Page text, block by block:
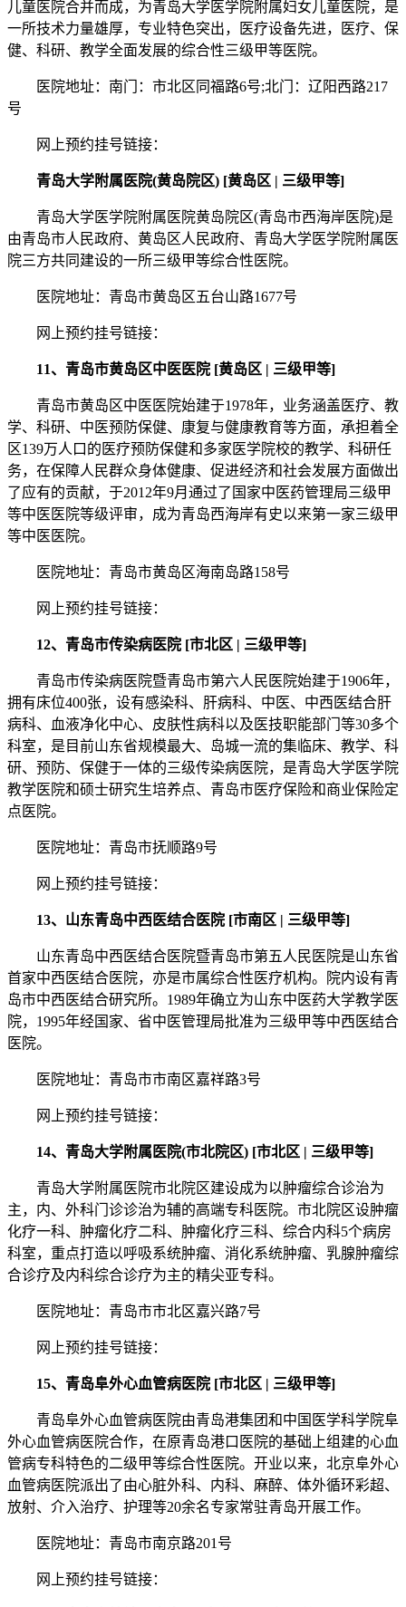
儿童医院合并而成，为青岛大学医学院附属妇女儿童医院，是
一所技术力量雄厚，专业特色突出，医疗设备先进，医疗、保
健、科研、教学全面发展的综合性三级甲等医院。
医院地址：南门：市北区同福路6号;北门：辽阳西路217
号
网上预约挂号链接：
青岛大学附属医院(黄岛院区) [黄岛区 | 三级甲等]
青岛大学医学院附属医院黄岛院区(青岛市西海岸医院)是
由青岛市人民政府、黄岛区人民政府、青岛大学医学院附属医
院三方共同建设的一所三级甲等综合性医院。
医院地址：青岛市黄岛区五台山路1677号
网上预约挂号链接：
11、青岛市黄岛区中医医院 [黄岛区 | 三级甲等]
青岛市黄岛区中医医院始建于1978年，业务涵盖医疗、教
学、科研、中医预防保健、康复与健康教育等方面，承担着全
区139万人口的医疗预防保健和多家医学院校的教学、科研任
务，在保障人民群众身体健康、促进经济和社会发展方面做出
了应有的贡献，于2012年9月通过了国家中医药管理局三级甲
等中医医院等级评审，成为青岛西海岸有史以来第一家三级甲
等中医医院。
医院地址：青岛市黄岛区海南岛路158号
网上预约挂号链接：
12、青岛市传染病医院 [市北区 | 三级甲等]
青岛市传染病医院暨青岛市第六人民医院始建于1906年，
拥有床位400张，设有感染科、肝病科、中医、中西医结合肝
病科、血液净化中心、皮肤性病科以及医技职能部门等30多个
科室，是目前山东省规模最大、岛城一流的集临床、教学、科
研、预防、保健于一体的三级传染病医院，是青岛大学医学院
教学医院和硕士研究生培养点、青岛市医疗保险和商业保险定
点医院。
医院地址：青岛市抚顺路9号
网上预约挂号链接：
13、山东青岛中西医结合医院 [市南区 | 三级甲等]
山东青岛中西医结合医院暨青岛市第五人民医院是山东省
首家中西医结合医院，亦是市属综合性医疗机构。院内设有青
岛市中西医结合研究所。1989年确立为山东中医药大学教学医
院，1995年经国家、省中医管理局批准为三级甲等中西医结合
医院。
医院地址：青岛市市南区嘉祥路3号
网上预约挂号链接：
14、青岛大学附属医院(市北院区) [市北区 | 三级甲等]
青岛大学附属医院市北院区建设成为以肿瘤综合诊治为
主，内、外科门诊诊治为辅的高端专科医院。市北院区设肿瘤
化疗一科、肿瘤化疗二科、肿瘤化疗三科、综合内科5个病房
科室，重点打造以呼吸系统肿瘤、消化系统肿瘤、乳腺肿瘤综
合诊疗及内科综合诊疗为主的精尖亚专科。
医院地址：青岛市市北区嘉兴路7号
网上预约挂号链接：
15、青岛阜外心血管病医院 [市北区 | 三级甲等]
青岛阜外心血管病医院由青岛港集团和中国医学科学院阜
外心血管病医院合作，在原青岛港口医院的基础上组建的心血
管病专科特色的二级甲等综合性医院。开业以来，北京阜外心
血管病医院派出了由心脏外科、内科、麻醉、体外循环彩超、
放射、介入治疗、护理等20余名专家常驻青岛开展工作。
医院地址：青岛市南京路201号
网上预约挂号链接：